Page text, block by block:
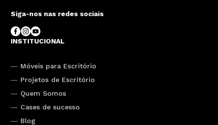
Siga-nos nas redes sociais
INSTITUCIONAL
Móveis para Escritório
Projetos de Escritório
Quem Somos
Cases de sucesso
Blog